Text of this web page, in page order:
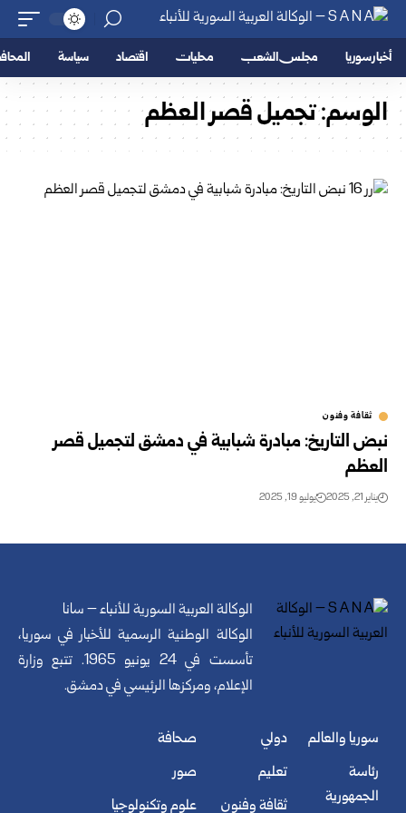
أخبار سوريا مجلس الشعب محليات اقتصاد سياسة
الوسم:تجميل قصر العظم
ثقافة وفنون
نبض التاريخ: مبادرة شبابية في دمشق لتجميل قصر
العظم
يناير 21, 2025 يوليو 19, 2025
الوكالة العربية السورية للأنباء – سانا
الوكالة الوطنية الرسمية للأخبار في سوريا،
تأسست في 24 يونيو 1965. تتبع وزارة
الإعلام، ومركزها الرئيسي في دمشق.
سوريا والعالم
رئاسة
الجمهورية
دولي
تعليم
ثقافة وفنون
صحافة
صور
علوم وتكنولوجيا